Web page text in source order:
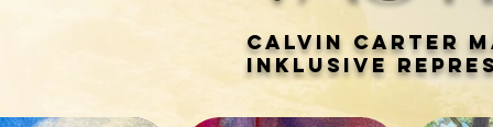
Calvin Carter
inklusive